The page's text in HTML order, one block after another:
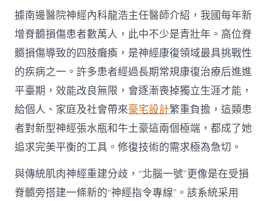
邊
醫
院
啟
動〉
中
據南邊醫院神經內科龍浩主任醫師介紹，我國每年新
增脊髓損傷患者數萬人，此中不少是青壯年。高位脊
髓損傷導致的四肢癱瘓，是神經康復領域最具挑戰性
的疾病之一。許多患者經過長期常規康復治療后進進
平臺期，效能改良無限，會逐漸喪掉獨立生涯才能，
給個人、家庭及社會帶來豪宅設計繁重負擔，這類患
者對新型神經張水瓶和牛土豪這兩個極端，都成了她
追求完美平衡的工具。修復技術的需求極為急切。
與傳統肌肉神經重建分歧，“北腦一號”更像是在受損
脊髓旁搭建一條新的“神經指令專線”。該系統采用